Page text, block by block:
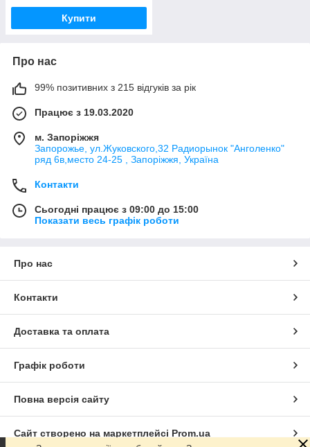
Купити
Про нас
99% позитивних з 215 відгуків за рік
Працює з 19.03.2020
м. Запоріжжя
Запорожье, ул.Жуковского,32 Радиорынок "Анголенко"
ряд 6в,место 24-25 , Запоріжжя, Україна
Контакти
Сьогодні працює з 09:00 до 15:00
Показати весь графік роботи
Про нас
Контакти
Доставка та оплата
Графік роботи
Повна версія сайту
Сайт створено на маркетплейсі Prom.ua